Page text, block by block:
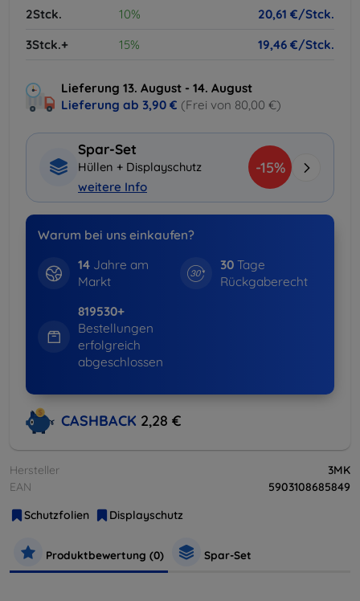
2Stck. 10%
20,61 €/Stck.
3Stck.+
15% 19,46 €/Stck.
Lieferung 13. August - 14. August
Lieferung ab 3,90 € (Frei von 80,00 €)
Spar-Set
Hüllen + Displayschutz
weitere Info
-15%
Warum bei uns einkaufen?
14Jahre am
Markt
30 Tage
Rückgaberecht
819530+
Bestellungen
erfolgreich
abgeschlossen
CASHBACK 2,28 €
Hersteller
3MK
EAN
5903108685849
Schutzfolien
Displayschutz
Produktbewertung (0) Spar-Set